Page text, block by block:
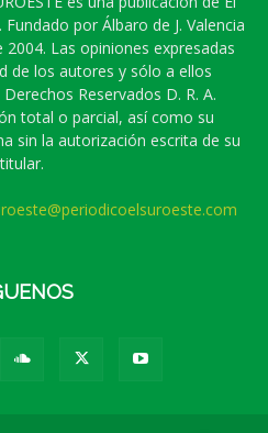
Fundado por Álbaro de J. Valencia
Las opiniones expresadas
de los autores y sólo a ellos
Reservados D. R. A.
total o parcial, así como su
sin la autorización escrita de su
titular.